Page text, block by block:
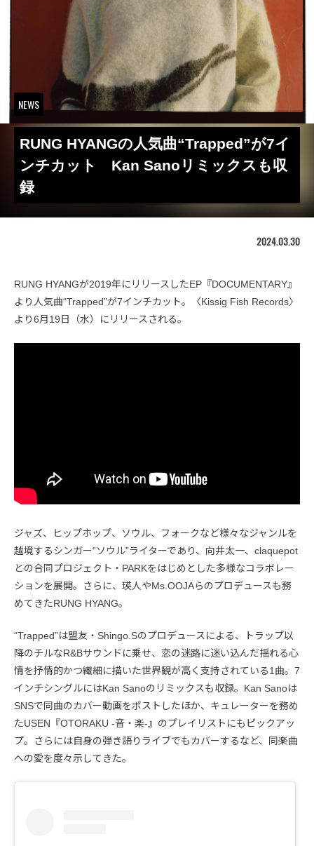
NEWS
RUNG HYANGの人気曲“Trapped”が7イ
ンチカット Kan Sanoリミックスも収
録
2024.03.30
RUNG HYANGが2019年にリリースしたEP『DOCUMENTARY』
より人気曲“Trapped”が7インチカット。〈Kissig Fish Records〉
より6月19日（水）にリリースされる。
ジャズ、ヒップホップ、ソウル、フォークなど様々なジャンルを
越境するシンガー“ソウル”ライターであり、向井太一、claquepot
との合同プロジェクト・PARKをはじめとした多様なコラボレー
ションを展開。さらに、瑛人やMs.OOJAらのプロデュースも務
めてきたRUNG HYANG。
“Trapped”は盟友・Shingo.Sのプロデュースによる、トラップ以
降のチルなR&Bサウンドに乗せ、恋の迷路に迷い込んだ揺れる心
情を抒情的かつ繊細に描いた世界観が高く支持されている1曲。7
インチシングルにはKan Sanoのリミックスも収録。Kan Sanoは
SNSで同曲のカバー動画をポストしたほか、キュレーターを務め
たUSEN『OTORAKU -音・楽-』のプレイリストにもピックアッ
プ。さらには自身の弾き語りライブでもカバーするなど、同楽曲
への愛を度々示してきた。